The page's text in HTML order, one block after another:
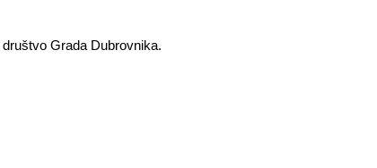
Grada Dubrovnika.